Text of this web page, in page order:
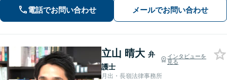
局・証券会社」勤務で培った税の知識
を生かし、依頼者に寄り添った強いパ
電話でお問い合わせ メールでお問い合わせ
立山 晴大 弁
護士
インタビューを
見る
月出・長嶺法律事務所